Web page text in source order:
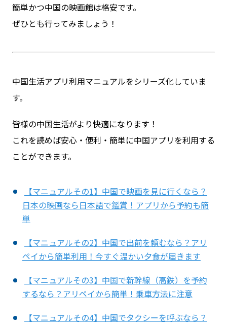
簡単かつ中国の映画館は格安です。
ぜひとも行ってみましょう！
中国生活アプリ利用マニュアルをシリーズ化していま
す。
皆様の中国生活がより快適になります！
これを読めば安心・便利・簡単に中国アプリを利用する
ことができます。
【マニュアルその1】中国で映画を見に行くなら？
日本の映画なら日本語で鑑賞！アプリから予約も簡
単
【マニュアルその2】中国で出前を頼むなら？アリ
ペイから簡単利用！今すぐ温かい夕食が届きます
【マニュアルその3】中国で新幹線（高鉄）を予約
するなら？アリペイから簡単！乗車方法に注意
【マニュアルその4】中国でタクシーを呼ぶなら？